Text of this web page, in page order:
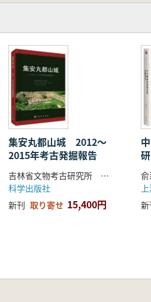
集安丸都山城 2012〜
2015年考古発掘報告
吉林省文物考古研究所 吉林大学考古学院 集安市博物館 編著
科学出版社
新刊 取り寄せ 15,400円
新